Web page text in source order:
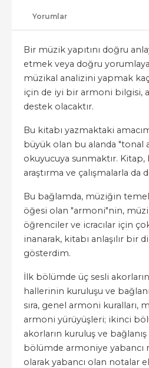
Yorumlar
Bir müzik yapıtını doğru
etmek veya doğru
müzikal analizini yapmak
için de iyi bir armoni bilgisi,
destek olacaktır.
Bu kitabı yazmaktaki
büyük olan bu alanda "tonal
okuyucuya sunmaktır.
araştırma ve çalışmalarla da
Bu bağlamda, müziğin
öğesi olan "armoni"nin,
öğrenciler ve icracılar için
inanarak, kitabı anlaşılır bir
gösterdim.
İlk bölümde üç sesli
hallerinin kuruluşu ve
sıra, genel armoni kuralları,
armoni yürüyüşleri; ikinci
akorların kuruluş ve bağlanış
bölümde armoniye yabancı
olarak yabancı olan notalar